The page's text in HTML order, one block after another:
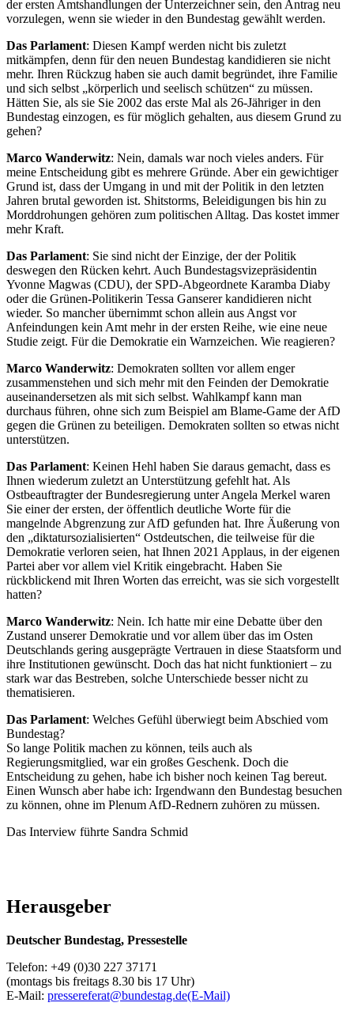
der ersten Amtshandlungen der Unterzeichner sein, den Antrag neu
vorzulegen, wenn sie wieder in den Bundestag gewählt werden.
Das Parlament: Diesen Kampf werden nicht bis zuletzt
mitkämpfen, denn für den neuen Bundestag kandidieren sie nicht
mehr. Ihren Rückzug haben sie auch damit begründet, ihre Familie
und sich selbst „körperlich und seelisch schützen“ zu müssen.
Hätten Sie, als sie Sie 2002 das erste Mal als 26-Jähriger in den
Bundestag einzogen, es für möglich gehalten, aus diesem Grund zu
gehen?
Marco Wanderwitz: Nein, damals war noch vieles anders. Für
meine Entscheidung gibt es mehrere Gründe. Aber ein gewichtiger
Grund ist, dass der Umgang in und mit der Politik in den letzten
Jahren brutal geworden ist. Shitstorms, Beleidigungen bis hin zu
Morddrohungen gehören zum politischen Alltag. Das kostet immer
mehr Kraft.
Das Parlament: Sie sind nicht der Einzige, der der Politik
deswegen den Rücken kehrt. Auch Bundestagsvizepräsidentin
Yvonne Magwas (CDU), der SPD-Abgeordnete Karamba Diaby
oder die Grünen-Politikerin Tessa Ganserer kandidieren nicht
wieder. So mancher übernimmt schon allein aus Angst vor
Anfeindungen kein Amt mehr in der ersten Reihe, wie eine neue
Studie zeigt. Für die Demokratie ein Warnzeichen. Wie reagieren?
Marco Wanderwitz: Demokraten sollten vor allem enger
zusammenstehen und sich mehr mit den Feinden der Demokratie
auseinandersetzen als mit sich selbst. Wahlkampf kann man
durchaus führen, ohne sich zum Beispiel am Blame-Game der AfD
gegen die Grünen zu beteiligen. Demokraten sollten so etwas nicht
unterstützen.
Das Parlament: Keinen Hehl haben Sie daraus gemacht, dass es
Ihnen wiederum zuletzt an Unterstützung gefehlt hat. Als
Ostbeauftragter der Bundesregierung unter Angela Merkel waren
Sie einer der ersten, der öffentlich deutliche Worte für die
mangelnde Abgrenzung zur AfD gefunden hat. Ihre Äußerung von
den „diktatursozialisierten“ Ostdeutschen, die teilweise für die
Demokratie verloren seien, hat Ihnen 2021 Applaus, in der eigenen
Partei aber vor allem viel Kritik eingebracht. Haben Sie
rückblickend mit Ihren Worten das erreicht, was sie sich vorgestellt
hatten?
Marco Wanderwitz: Nein. Ich hatte mir eine Debatte über den
Zustand unserer Demokratie und vor allem über das im Osten
Deutschlands gering ausgeprägte Vertrauen in diese Staatsform und
ihre Institutionen gewünscht. Doch das hat nicht funktioniert – zu
stark war das Bestreben, solche Unterschiede besser nicht zu
thematisieren.
Das Parlament: Welches Gefühl überwiegt beim Abschied vom
Bundestag?
So lange Politik machen zu können, teils auch als
Regierungsmitglied, war ein großes Geschenk. Doch die
Entscheidung zu gehen, habe ich bisher noch keinen Tag bereut.
Einen Wunsch aber habe ich: Irgendwann den Bundestag besuchen
zu können, ohne im Plenum AfD-Rednern zuhören zu müssen.
Das Interview führte Sandra Schmid
Herausgeber
Deutscher Bundestag, Pressestelle
Telefon: +49 (0)30 227 37171
(montags bis freitags 8.30 bis 17 Uhr)
E-Mail: pressereferat@bundestag.de(E-Mail)